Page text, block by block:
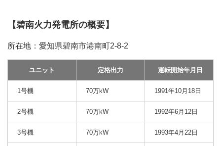
【碧南火力発電所の概要】
所在地：愛知県碧南市港南町2-8-2
ユニット 定格出力 運転開始年月日
1号機 70万kW 1991年10月18日
2号機 70万kW 1992年6月12日
3号機 70万kW 1993年4月22日